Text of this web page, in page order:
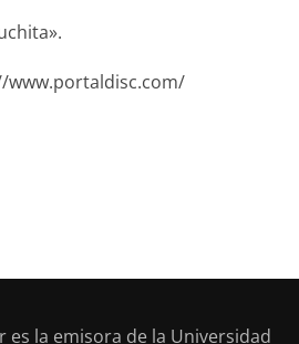
es la emisora de la Universidad